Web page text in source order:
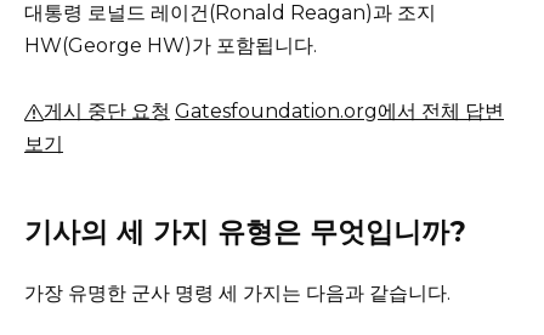
대통령 로널드 레이건(Ronald Reagan)과 조지
HW(George HW)가 포함됩니다.
게시 중단 요청 Gatesfoundation.org에서 전체 답변
보기
기사의 세 가지 유형은 무엇입니까?
가장 유명한 군사 명령 세 가지는 다음과 같습니다.